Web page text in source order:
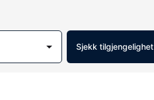
Sjekk tilgjengelighet